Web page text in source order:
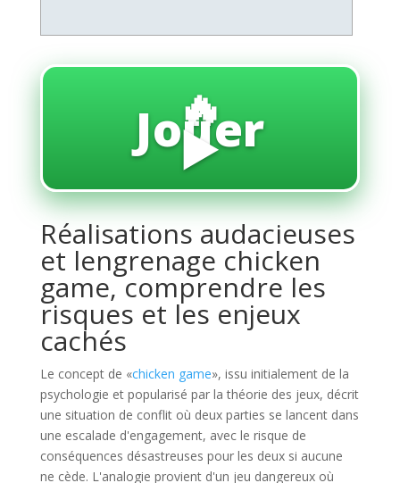
🔥
Jouer
▶️
Réalisations audacieuses
et lengrenage chicken
game, comprendre les
risques et les enjeux
cachés
Le concept de «chicken game», issu initialement de la
psychologie et popularisé par la théorie des jeux, décrit
une situation de conflit où deux parties se lancent dans
une escalade d'engagement, avec le risque de
conséquences désastreuses pour les deux si aucune
ne cède. L'analogie provient d'un jeu dangereux où